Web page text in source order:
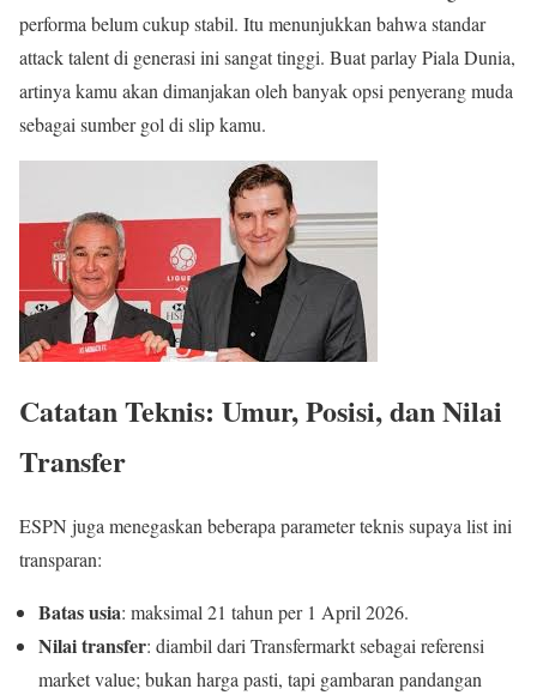
performa belum cukup stabil. Itu menunjukkan bahwa standar
attack talent di generasi ini sangat tinggi. Buat parlay Piala Dunia,
artinya kamu akan dimanjakan oleh banyak opsi penyerang muda
sebagai sumber gol di slip kamu.
Catatan Teknis: Umur, Posisi, dan Nilai
Transfer
ESPN juga menegaskan beberapa parameter teknis supaya list ini
transparan:
Batas usia: maksimal 21 tahun per 1 April 2026.
Nilai transfer: diambil dari Transfermarkt sebagai referensi
market value; bukan harga pasti, tapi gambaran pandangan